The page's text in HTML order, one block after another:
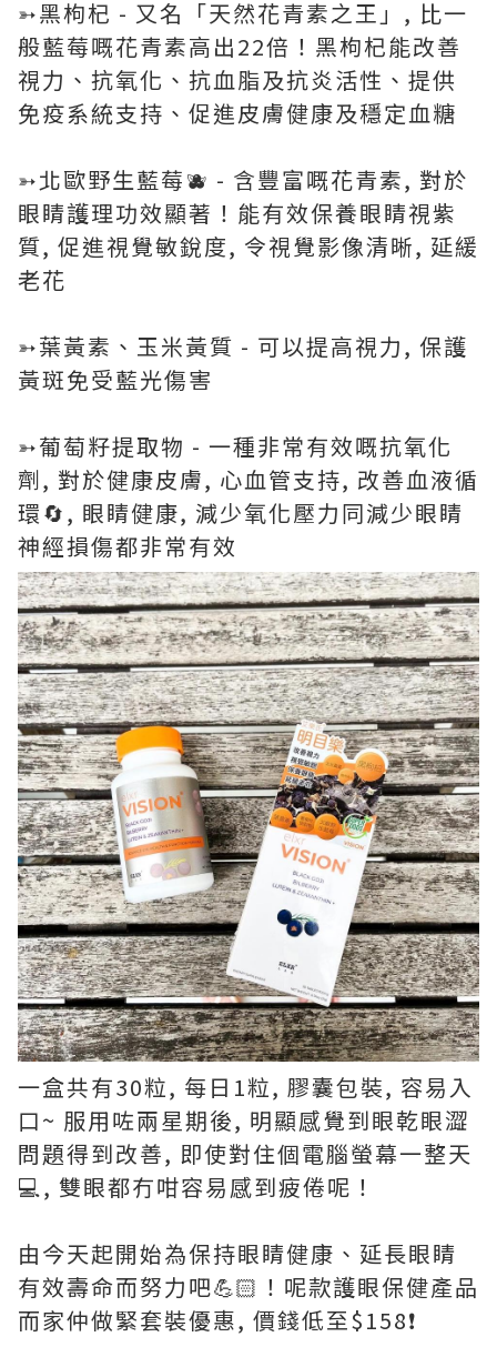
➳黑枸杞 - 又名「天然花青素之王」, 比一
般藍莓嘅花青素高出22倍！黑枸杞能改善
視力、抗氧化、抗血脂及抗炎活性、提供
免疫系統支持、促進皮膚健康及穩定血糖
➳北歐野生藍莓🫐 - 含豐富嘅花青素, 對於
眼睛護理功效顯著！能有效保養眼睛視紫
質, 促進視覺敏銳度, 令視覺影像清晰, 延緩
老花
➳葉黃素、玉米黃質 - 可以提高視力, 保護
黃斑免受藍光傷害
➳葡萄籽提取物 - 一種非常有效嘅抗氧化
劑, 對於健康皮膚, 心血管支持, 改善血液循
環🔄, 眼睛健康, 減少氧化壓力同減少眼睛
神經損傷都非常有效
一盒共有30粒, 每日1粒, 膠囊包裝, 容易入
口~ 服用咗兩星期後, 明顯感覺到眼乾眼澀
問題得到改善, 即使對住個電腦螢幕一整天
💻, 雙眼都冇咁容易感到疲倦呢！
由今天起開始為保持眼睛健康、延長眼睛
有效壽命而努力吧💪🏻！呢款護眼保健產品
而家仲做緊套裝優惠, 價錢低至$158❗️